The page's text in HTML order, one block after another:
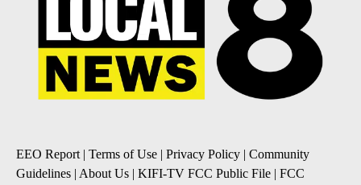
EEO Report| Terms of Use | Privacy Policy | Community
Guidelines | About Us | KIFI-TV FCC Public File | FCC